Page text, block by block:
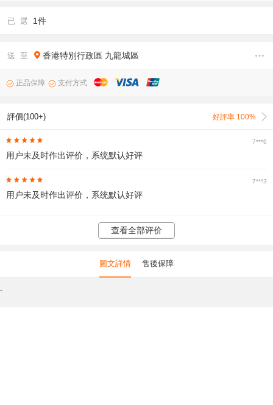
已 選 1件
送 至 香港特別行政區 九龍城區
正品保障 支付方式
評價(100+) 好評率 100%
7***6
用户未及时作出评价，系统默认好评
7***3
用户未及时作出评价，系统默认好评
查看全部评价
圖文詳情 售後保障
-